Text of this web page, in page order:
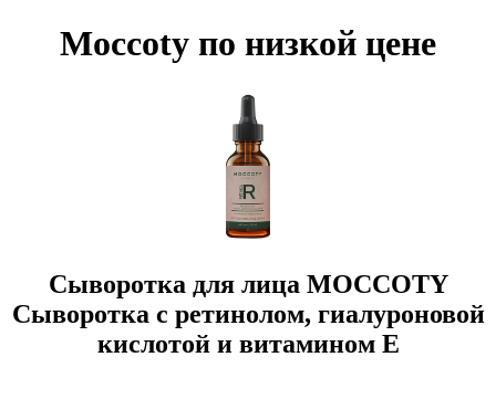
Moccoty по низкой цене
Сыворотка для лица MOCCOTY
Сыворотка с ретинолом, гиалуроновой
кислотой и витамином Е